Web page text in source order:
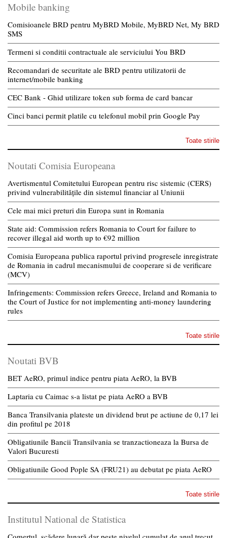
Mobile banking
Comisioanele BRD pentru MyBRD Mobile, MyBRD Net, My BRD
SMS
Termeni si conditii contractuale ale serviciului You BRD
Recomandari de securitate ale BRD pentru utilizatorii de
internet/mobile banking
CEC Bank - Ghid utilizare token sub forma de card bancar
Cinci banci permit platile cu telefonul mobil prin Google Pay
Toate stirile
Noutati Comisia Europeana
Avertismentul Comitetului European pentru risc sistemic (CERS)
privind vulnerabilitățile din sistemul financiar al Uniunii
Cele mai mici preturi din Europa sunt in Romania
State aid: Commission refers Romania to Court for failure to
recover illegal aid worth up to €92 million
Comisia Europeana publica raportul privind progresele inregistrate
de Romania in cadrul mecanismului de cooperare si de verificare
(MCV)
Infringements: Commission refers Greece, Ireland and Romania to
the Court of Justice for not implementing anti-money laundering
rules
Toate stirile
Noutati BVB
BET AeRO, primul indice pentru piata AeRO, la BVB
Laptaria cu Caimac s-a listat pe piata AeRO a BVB
Banca Transilvania plateste un dividend brut pe actiune de 0,17 lei
din profitul pe 2018
Obligatiunile Bancii Transilvania se tranzactioneaza la Bursa de
Valori Bucuresti
Obligatiunile Good Pople SA (FRU21) au debutat pe piata AeRO
Toate stirile
Institutul National de Statistica